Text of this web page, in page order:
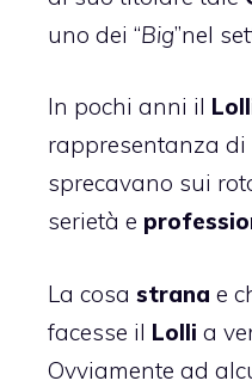
uno dei “Big”nel
In pochi anni il
rappresentanza di
sprecavano sui
serietà e
La cosa strana e
facesse il Lolli a
Ovviamente ad